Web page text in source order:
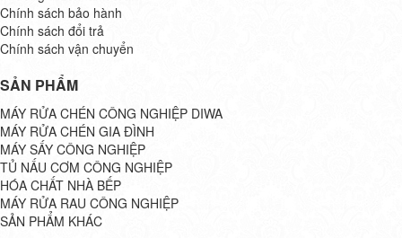
Chính sách bảo hành
Chính sách đổi trả
Chính sách vận chuyển
SẢN PHẨM
MÁY RỬA CHÉN CÔNG NGHIỆP DIWA
MÁY RỬA CHÉN GIA ĐÌNH
MÁY SẤY CÔNG NGHIỆP
TỦ NẤU CƠM CÔNG NGHIỆP
HÓA CHẤT NHÀ BẾP
MÁY RỬA RAU CÔNG NGHIỆP
SẢN PHẨM KHÁC